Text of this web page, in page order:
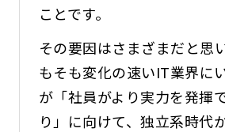
ことです。
その要因はさまざまだと思
もそも変化の速いIT業界に
が「社員がより実力を発揮
り」に向けて、独立系時代